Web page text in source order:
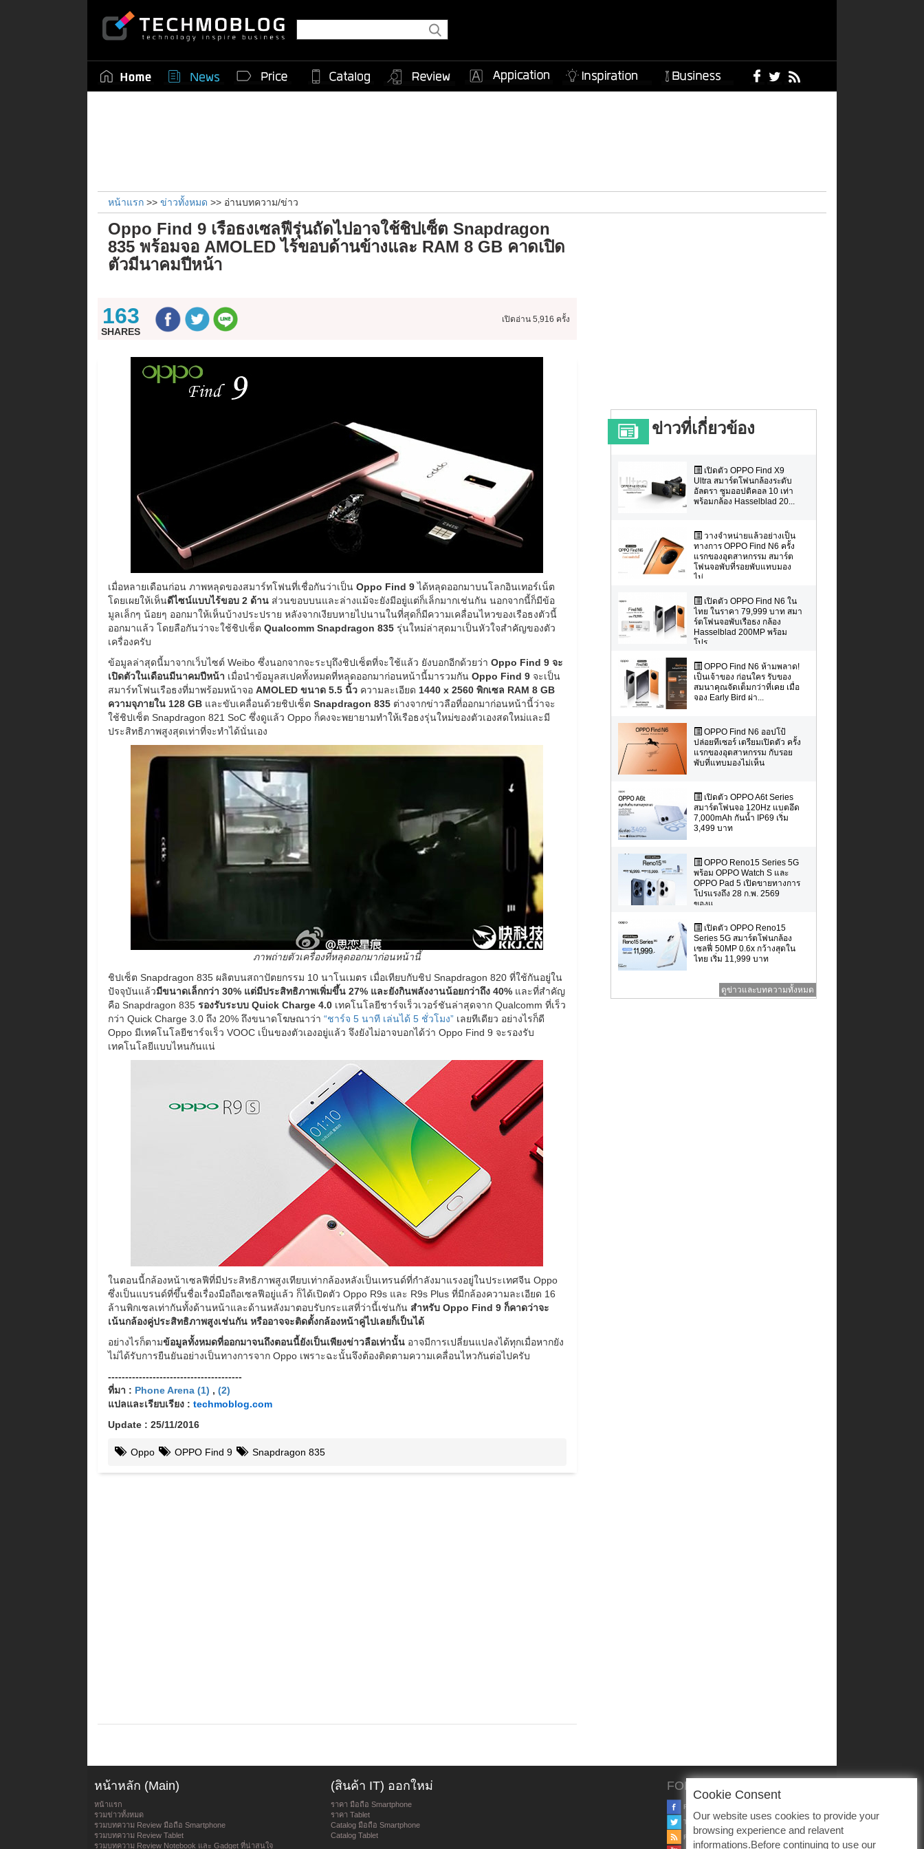
หน้าแรก >> ข่าวทั้งหมด >> อ่านบทความ/ข่าว
Oppo Find 9 เรือธงเซลฟีรุ่นถัดไปอาจใช้ชิปเซ็ต Snapdragon
835 พร้อมจอ AMOLED ไร้ขอบด้านข้างและ RAM 8 GB คาดเปิด
ตัวมีนาคมปีหน้า
163
SHARES
เปิดอ่าน 5,916 ครั้ง
เมื่อหลายเดือนก่อน ภาพหลุดของสมาร์ทโฟนที่เชื่อกันว่าเป็น Oppo Find 9ได้หลุดออกมาบนโลกอินเทอร์เน็ต
โดยเผยให้เห็นดีไซน์แบบไร้ขอบ 2 ด้าน ส่วนขอบบนและล่างแม้จะยังมีอยู่แต่ก็เล็กมากเช่นกัน นอกจากนี้ก็มีข้อ
มูลเล็กๆ น้อยๆ ออกมาให้เห็นบ้างประปราย หลังจากเงียบหายไปนานในที่สุดก็มีความเคลื่อนไหวของเรือธงตัวนี้
ออกมาแล้ว โดยลือกันว่าจะใช้ชิปเซ็ต Qualcomm Snapdragon 835 รุ่นใหม่ล่าสุดมาเป็นหัวใจสำคัญของตัว
เครื่องครับ
ข้อมูลล่าสุดนี้มาจากเว็บไซต์ Weibo ซึ่งนอกจากจะระบุถึงชิปเซ็ตที่จะใช้แล้ว ยังบอกอีกด้วยว่า Oppo Find 9 จะ
เปิดตัวในเดือนมีนาคมปีหน้า เมื่อนำข้อมูลสเปคทั้งหมดที่หลุดออกมาก่อนหน้านี้มารวมกัน Oppo Find 9 จะเป็น
สมาร์ทโฟนเรือธงที่มาพร้อมหน้าจอ AMOLED ขนาด 5.5 นิ้ว ความละเอียด 1440 x 2560 พิกเซล RAM 8 GB
ความจุภายใน 128 GB และขับเคลื่อนด้วยชิปเซ็ต Snapdragon 835 ต่างจากข่าวลือที่ออกมาก่อนหน้านี้ว่าจะ
ใช้ชิปเซ็ต Snapdragon 821 SoC ซึ่งดูแล้ว Oppo ก็คงจะพยายามทำให้เรือธงรุ่นใหม่ของตัวเองสดใหม่และมี
ประสิทธิภาพสูงสุดเท่าที่จะทำได้นั่นเอง
ภาพถ่ายตัวเครื่องที่หลุดออกมาก่อนหน้านี้
ชิปเซ็ต Snapdragon 835 ผลิตบนสถาปัตยกรรม 10 นาโนเมตร เมื่อเทียบกับชิป Snapdragon 820 ที่ใช้กันอยู่ใน
ปัจจุบันแล้วมีขนาดเล็กกว่า 30% แต่มีประสิทธิภาพเพิ่มขึ้น 27% และยังกินพลังงานน้อยกว่าถึง 40% และที่สำคัญ
คือ Snapdragon 835 รองรับระบบ Quick Charge 4.0 เทคโนโลยีชาร์จเร็วเวอร์ชันล่าสุดจาก Qualcomm ที่เร็ว
กว่า Quick Charge 3.0 ถึง 20% ถึงขนาดโฆษณาว่า “ชาร์จ 5 นาที เล่นได้ 5 ชั่วโมง” เลยทีเดียว อย่างไรก็ดี
Oppo มีเทคโนโลยีชาร์จเร็ว VOOC เป็นของตัวเองอยู่แล้ว จึงยังไม่อาจบอกได้ว่า Oppo Find 9 จะรองรับ
เทคโนโลยีแบบไหนกันแน่
ในตอนนี้กล้องหน้าเซลฟีที่มีประสิทธิภาพสูงเทียบเท่ากล้องหลังเป็นเทรนด์ที่กำลังมาแรงอยู่ในประเทศจีน Oppo
ซึ่งเป็นแบรนด์ที่ขึ้นชื่อเรื่องมือถือเซลฟีอยู่แล้ว ก็ได้เปิดตัว Oppo R9s และ R9s Plus ที่มีกล้องความละเอียด 16
ล้านพิกเซลเท่ากันทั้งด้านหน้าและด้านหลังมาตอบรับกระแสที่ว่านี้เช่นกัน สำหรับ Oppo Find 9 ก็คาดว่าจะ
เน้นกล้องคู่ประสิทธิภาพสูงเช่นกัน หรืออาจจะติดตั้งกล้องหน้าคู่ไปเลยก็เป็นได้
อย่างไรก็ตามข้อมูลทั้งหมดที่ออกมาจนถึงตอนนี้ยังเป็นเพียงข่าวลือเท่านั้น อาจมีการเปลี่ยนแปลงได้ทุกเมื่อหากยัง
ไม่ได้รับการยืนยันอย่างเป็นทางการจาก Oppo เพราะฉะนั้นจึงต้องติดตามความเคลื่อนไหวกันต่อไปครับ
---------------------------------------
ที่มา : Phone Arena (1) , (2)
แปลและเรียบเรียง : techmoblog.com
Update : 25/11/2016
Oppo OPPO Find 9 Snapdragon 835
ข่าวที่เกี่ยวข้อง
เปิดตัว OPPO Find X9
Ultra สมาร์ตโฟนกล้องระดับ
อัลตรา ซูมออปติคอล 10 เท่า
พร้อมกล้อง Hasselblad 20...
วางจำหน่ายแล้วอย่างเป็น
ทางการ OPPO Find N6 ครั้ง
แรกของอุตสาหกรรม สมาร์ต
โฟนจอพับที่รอยพับแทบมอง
ไม่...
เปิดตัว OPPO Find N6 ใน
ไทย ในราคา 79,999 บาท สมา
ร์ตโฟนจอพับเรือธง กล้อง
Hasselblad 200MP พร้อม
โปร...
OPPO Find N6 ห้ามพลาด!
เป็นเจ้าของ ก่อนใคร รับของ
สมนาคุณจัดเต็มกว่าที่เคย เมื่อ
จอง Early Bird ผ่า...
OPPO Find N6 ออปโป้
ปล่อยทีเซอร์ เตรียมเปิดตัว ครั้ง
แรกของอุตสาหกรรม กับรอย
พับที่แทบมองไม่เห็น
เปิดตัว OPPO A6t Series
สมาร์ตโฟนจอ 120Hz แบตอึด
7,000mAh กันน้ำ IP69 เริ่ม
3,499 บาท
OPPO Reno15 Series 5G
พร้อม OPPO Watch S และ
OPPO Pad 5 เปิดขายทางการ
โปรแรงถึง 28 ก.พ. 2569
ของแ...
เปิดตัว OPPO Reno15
Series 5G สมาร์ตโฟนกล้อง
เซลฟี่ 50MP 0.6x กว้างสุดใน
ไทย เริ่ม 11,999 บาท
ดูข่าวและบทความทั้งหมด
หน้าหลัก (Main)
หน้าแรก
รวมข่าวทั้งหมด
รวมบทความ Review มือถือ Smartphone
รวมบทความ Review Tablet
รวมบทความ Review Notebook และ Gadget ที่น่าสนใจ
(สินค้า IT) ออกใหม่
ราคา มือถือ Smartphone
ราคา Tablet
Catalog มือถือ Smartphone
Catalog Tablet
FOLLOW US
FACEBOOK
TWITTER
RSS
Cookie Consent
Our website uses cookies to provide your
browsing experience and relavent
informations.Before continuing to use our